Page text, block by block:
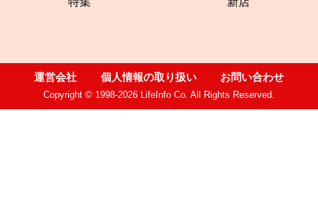
運営会社 個人情報の取り扱い お問い合わせ
Copyright © 1998-2026 LifeInfo Co. All Rights Reserved.